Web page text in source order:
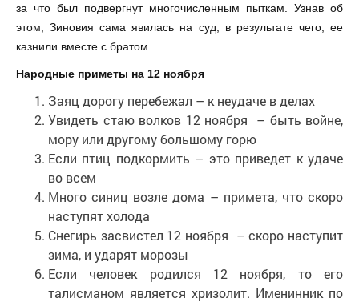
за что был подвергнут многочисленным пыткам. Узнав об
этом, Зиновия сама явилась на суд, в результате чего, ее
казнили вместе с братом.
Народные приметы на 12 ноября
Заяц дорогу перебежал – к неудаче в делах
Увидеть стаю волков 12 ноября – быть войне,
мору или другому большому горю
Если птиц подкормить – это приведет к удаче
во всем
Много синиц возле дома – примета, что скоро
наступят холода
Снегирь засвистел 12 ноября – скоро наступит
зима, и ударят морозы
Если человек родился 12 ноября, то его
талисманом является хризолит. Именинник по